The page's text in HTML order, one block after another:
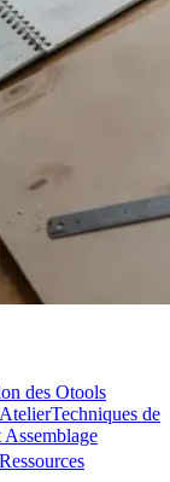
des Otools
Techniques de